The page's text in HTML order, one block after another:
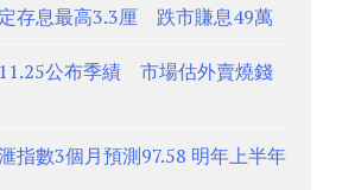
存息最高3.3厘 跌市賺息49萬
公布季績 市場估外賣燒錢
指數3個月預測97.58 明年上半年